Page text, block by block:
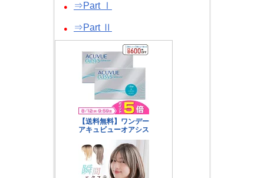
● ⇒Part Ⅰ
● ⇒Part Ⅱ